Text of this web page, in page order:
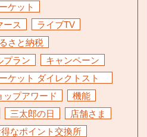
ケット
ース
ライブTV
さと納税
プラン
キャンペーン
ケット ダイレクトスト
ップアワード
機能
三太郎の日
店舗さま
得なポイント交換所